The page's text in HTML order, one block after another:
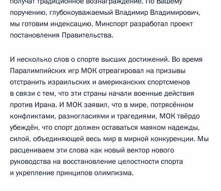
поручению, глубокоуважаемый Владимир Владимирович,
мы готовим индексацию, Минспорт разработал проект
постановления Правительства.
И несколько слов о спорте высших достижений. Во время
Паралимпийских игр МОК отреагировал на призывы
отстранить израильских и американских спортсменов
в связи с тем, что эти страны начали военные действия
против Ирана. И МОК заявил, что в мире, потрясённом
конфликтами, разногласиями и трагедиями, МОК твёрдо
убеждён, что спорт должен оставаться маяком надежды,
силой, объединяющей весь мир в мирной конкуренции. Мы
расцениваем эти слова как новый вектор нового
руководства на восстановление целостности спорта
и укрепление принципов олимпизма.